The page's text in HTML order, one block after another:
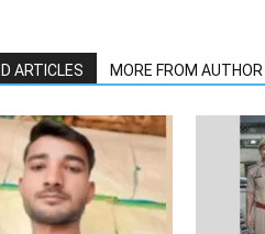
ARTICLES MORE FROM AUTHOR